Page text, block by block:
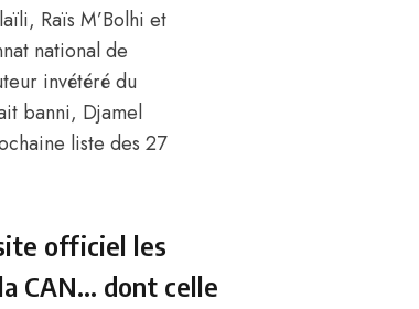
Raïs M’Bolhi et
national de
invétéré du
banni, Djamel
liste des 27
officiel les
CAN… dont celle